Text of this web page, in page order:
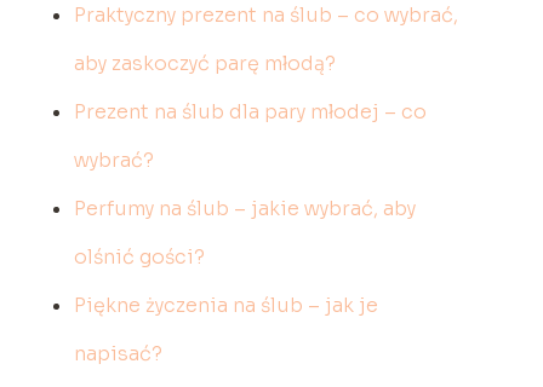
Praktyczny prezent na ślub – co wybrać,
aby zaskoczyć parę młodą?
Prezent na ślub dla pary młodej – co
wybrać?
Perfumy na ślub – jakie wybrać, aby
olśnić gości?
Piękne życzenia na ślub – jak je
napisać?